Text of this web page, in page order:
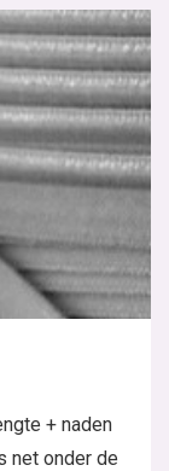
+ naden
net onder de